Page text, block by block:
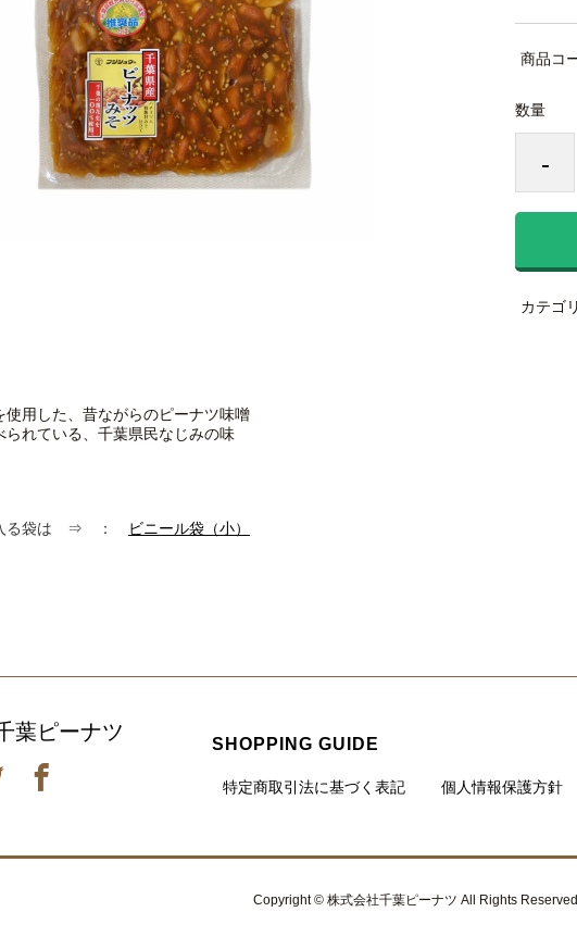
商品コ
数量
-
カテゴ
使用した、昔ながらのピーナツ味噌
られている、千葉県民なじみの味
入る袋は ⇒ ： ビニール袋（小）
葉ピーナツ
SHOPPING GUIDE
特定商取引法に基づく表記 個人情報保護方針
Copyright © 株式会社千葉ピーナツ All Rights